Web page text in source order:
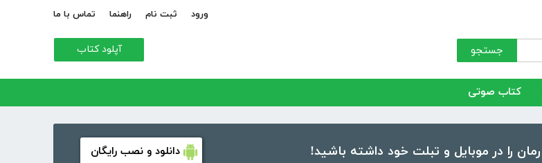
ورود ثبت نام راهنما تماس با ما
جستجو آپلود کتاب
کتاب صوتی
دانلود و نصب رایگان